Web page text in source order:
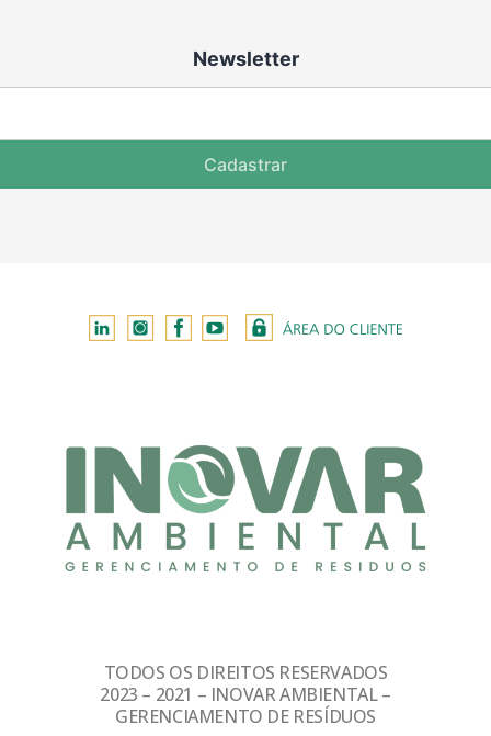
Newsletter
Cadastrar
TODOS OS DIREITOS RESERVADOS
2023 – 2021 – INOVAR AMBIENTAL –
GERENCIAMENTO DE RESÍDUOS